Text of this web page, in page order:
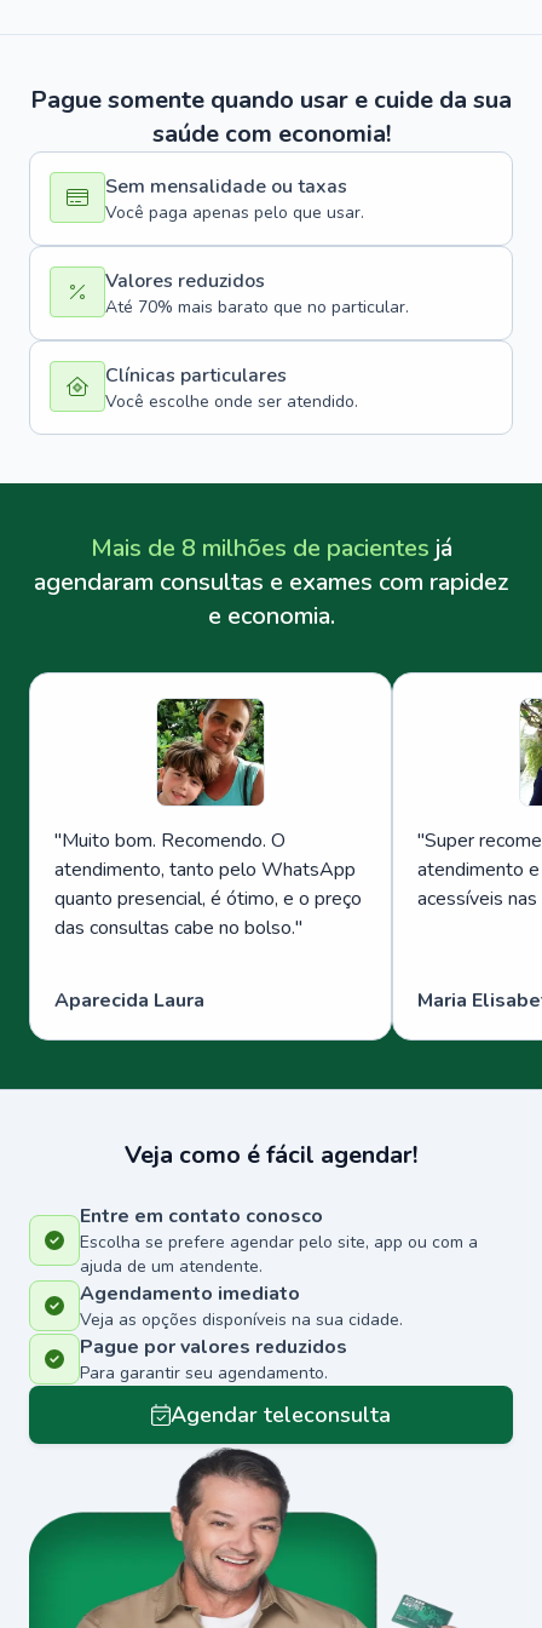
Pague somente quando usar e cuide da sua
saúde com economia!
Sem mensalidade ou taxas
Você paga apenas pelo que usar.
Valores reduzidos
Até 70% mais barato que no particular.
Clínicas particulares
Você escolhe onde ser atendido.
Mais de 8 milhões de pacientes já
agendaram consultas e exames com rapidez
e economia.
"Muito bom. Recomendo. O
atendimento, tanto pelo WhatsApp
quanto presencial, é ótimo, e o preço
das consultas cabe no bolso."
Aparecida Laura
"Super
atendimento
acessíveis
Maria
Veja como é fácil agendar!
Entre em contato conosco
Escolha se prefere agendar pelo site, app ou com a
ajuda de um atendente.
Agendamento imediato
Veja as opções disponíveis na sua cidade.
Pague por valores reduzidos
Para garantir seu agendamento.
Agendar teleconsulta